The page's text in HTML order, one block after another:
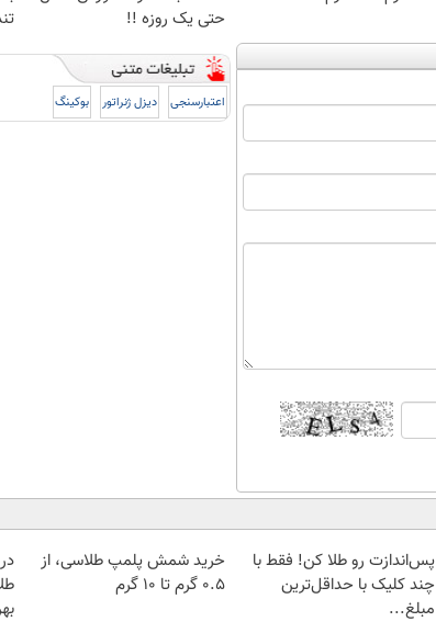
حتی یک روزه !!
اعتبارسنجی دیزل ژنراتور بوکینگ
پس‌اندازت رو طلا کن! فقط با
چند کلیک با حداقل‌ترین
مبلغ...
خرید شمش پلمپ طلاسی، از
۰.۵ گرم تا ۱۰ گرم